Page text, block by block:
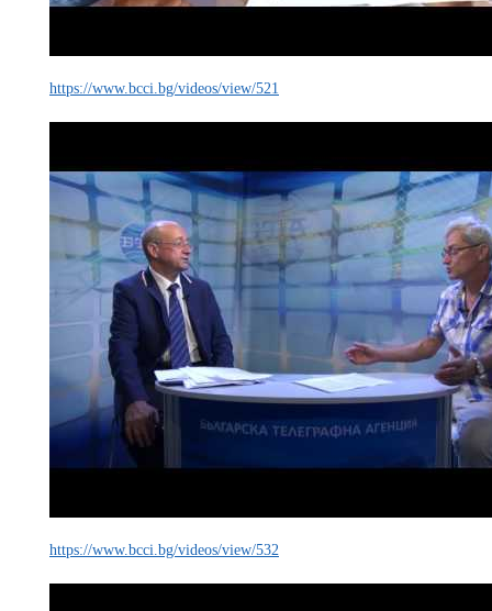
https://www.bcci.bg/videos/view/521
https://www.bcci.bg/videos/view/532